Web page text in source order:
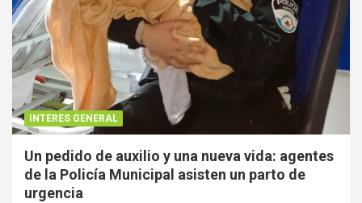
INTERES GENERAL
Un pedido de auxilio y una nueva vida: agentes
de la Policía Municipal asisten un parto de
urgencia